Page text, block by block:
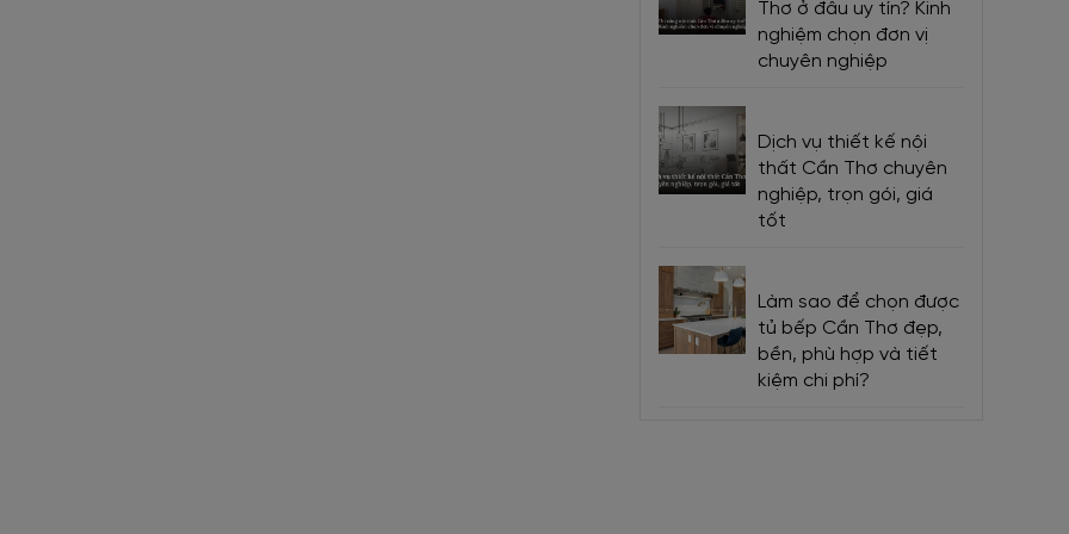
Thơ ở đâu uy tín? Kinh
nghiệm chọn đơn vị
chuyên nghiệp
Dịch vụ thiết kế nội
thất Cần Thơ chuyên
nghiệp, trọn gói, giá
tốt
Làm sao để chọn được
tủ bếp Cần Thơ đẹp,
bền, phù hợp và tiết
kiệm chi phí?